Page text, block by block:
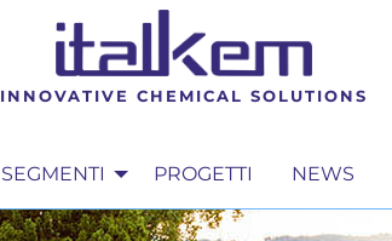
INNOVATIVE CHEMICAL SOLUTIONS
SEGMENTI PROGETTI NEWS